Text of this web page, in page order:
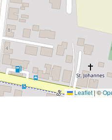
Leaflet|©